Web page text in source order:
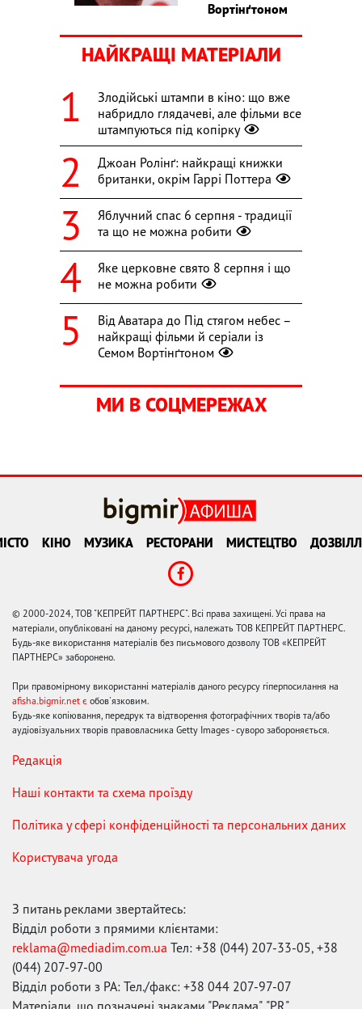
Вортінґтоном
НАЙКРАЩІ МАТЕРІАЛИ
Злодійські штампи в кіно: що вже
набридло глядачеві, але фільми все
штампуються під копірку
Джоан Ролінґ: найкращі книжки
британки, окрім Гаррі Поттера
Яблучний спас 6 серпня - традиції
та що не можна робити
Яке церковне свято 8 серпня і що
не можна робити
Від Аватара до Під стягом небес –
найкращі фільми й серіали із
Семом Вортінґтоном
МИ В СОЦМЕРЕЖАХ
КІНО МУЗИКА РЕСТОРАНИ МИСТЕЦТВО
© 2000-2024, ТОВ "КЕПРЕЙТ ПАРТНЕРС". Всі права захищені. Усі права на
матеріали, опубліковані на даному ресурсі, належать ТОВ КЕПРЕЙТ ПАРТНЕРС.
Будь-яке використання матеріалів без письмового дозволу ТОВ «КЕПРЕЙТ
ПАРТНЕРС» заборонено.
При правомірному використанні матеріалів даного ресурсу гіперпосилання на
afisha.bigmir.net є обов'язковим.
Будь-яке копіювання, передрук та відтворення фотографічних творів та/або
аудіовізуальних творів правовласника Getty Images - суворо забороняється.
Редакція
Наші контакти та схема проїзду
Політика у сфері конфіденційності та персональних даних
Користувача угода
З питань реклами звертайтесь:
Відділ роботи з прямими клієнтами:
reklama@mediadim.com.ua Тел: +38 (044) 207-33-05, +38
(044) 207-97-00
Відділ роботи з РА: Тел./факс: +38 044 207-97-07
Матеріали, що позначені знаками "Реклама", "PR",